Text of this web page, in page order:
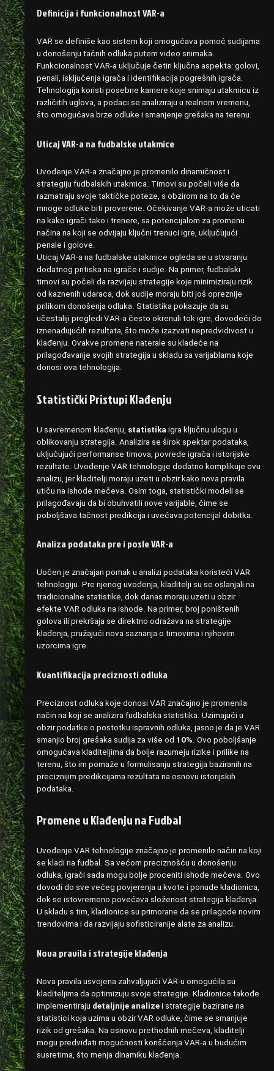
Definicija i funkcionalnost VAR-a
VAR se definiše kao sistem koji omogućava pomoć sudijama
u donošenju tačnih odluka putem video snimaka.
Funkcionalnost VAR-a uključuje četiri ključna aspekta: golovi,
penali, isključenja igrača i identifikacija pogrešnih igrača.
Tehnologija koristi posebne kamere koje snimaju utakmicu iz
različitih uglova, a podaci se analiziraju u realnom vremenu,
što omogućava brze odluke i smanjenje grešaka na terenu.
Uticaj VAR-a na fudbalske utakmice
Uvođenje VAR-a značajno je promenilo dinamičnost i
strategiju fudbalskih utakmica. Timovi su počeli više da
razmatraju svoje taktičke poteze, s obzirom na to da će
mnoge odluke biti proverene. Očekivanje VAR-a može uticati
na kako igrači tako i trenere, sa potencijalom za promenu
načina na koji se odvijaju ključni trenuci igre, uključujući
penale i golove.
Uticaj VAR-a na fudbalske utakmice ogleda se u stvaranju
dodatnog pritiska na igrače i sudije. Na primer, fudbalski
timovi su počeli da razvijaju strategije koje minimiziraju rizik
od kaznenih udaraca, dok sudije moraju biti još opreznije
prilikom donošenja odluka. Statistika pokazuje da su
učestaliji pregledi VAR-a često okrenuli tok igre, dovodeći do
iznenađujućih rezultata, što može izazvati nepredvidivost u
klađenju. Ovakve promene naterale su kladeće na
prilagođavanje svojih strategija u skladu sa varijablama koje
donosi ova tehnologija.
Statistički Pristupi Klađenju
U savremenom klađenju, statistika igra ključnu ulogu u
oblikovanju strategija. Analizira se širok spektar podataka,
uključujući performanse timova, povrede igrača i istorijske
rezultate. Uvođenje VAR tehnologije dodatno komplikuje ovu
analizu, jer kladitelji moraju uzeti u obzir kako nova pravila
utiču na ishode mečeva. Osim toga, statistički modeli se
prilagođavaju da bi obuhvatili nove varijable, čime se
poboljšava tačnost predikcija i uvećava potencijal dobitka.
Analiza podataka pre i posle VAR-a
Uočen je značajan pomak u analizi podataka koristeći VAR
tehnologiju. Pre njenog uvođenja, kladitelji su se oslanjali na
tradicionalne statistike, dok danas moraju uzeti u obzir
efekte VAR odluka na ishode. Na primer, broj poništenih
golova ili prekršaja se direktno odražava na strategije
klađenja, pružajući nova saznanja o timovima i njihovim
uzorcima igre.
Kvantifikacija preciznosti odluka
Preciznost odluka koje donosi VAR značajno je promenila
način na koji se analizira fudbalska statistika. Uzimajući u
obzir podatke o postotku ispravnih odluka, jasno je da je VAR
smanjio broj grešaka sudija za više od 10% . Ovo poboljšanje
omogućava kladiteljima da bolje razumeju rizike i prilike na
terenu, što im pomaže u formulisanju strategija baziranih na
preciznijim predikcijama rezultata na osnovu istorijskih
podataka.
Promene u Klađenju na Fudbal
Uvođenje VAR tehnologije značajno je promenilo način na koji
se kladi na fudbal. Sa većom preciznošću u donošenju
odluka, igrači sada mogu bolje proceniti ishode mečeva. Ovo
dovodi do sve većeg povjerenja u kvote i ponude kladionica,
dok se istovremeno povećava složenost strategija klađenja.
U skladu s tim, kladionice su primorane da se prilagode novim
trendovima i da razvijaju sofisticiranije alate za analizu.
Nova pravila i strategije klađenja
Nova pravila usvojena zahvaljujući VAR-u omogućila su
kladiteljima da optimizuju svoje strategije. Kladionice takođe
implementiraju detaljnije analize i strategije bazirane na
statistici koja uzima u obzir VAR odluke, čime se smanjuje
rizik od grešaka. Na osnovu prethodnih mečeva, kladitelji
mogu predviđati mogućnosti korišćenja VAR-a u budućim
susretima, što menja dinamiku klađenja.